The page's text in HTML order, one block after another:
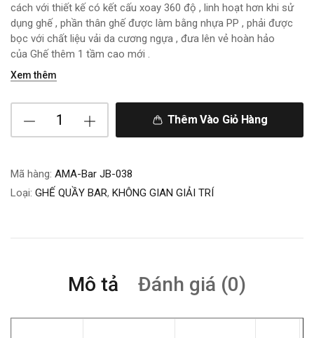
cách với thiết kế có kết cấu xoay 360 độ , linh hoạt hơn khi sử
dụng ghế , phần thân ghế được làm bằng nhựa PP , phải được
bọc với chất liệu vải da cương ngựa , đưa lên vẻ hoàn hảo
của Ghế thêm 1 tầm cao mới .
Xem thêm
Thêm Vào Giỏ Hàng
Mã hàng: AMA-Bar JB-038
Loại: GHẾ QUẦY BAR, KHÔNG GIAN GIẢI TRÍ
Mô tả Đánh giá (0)